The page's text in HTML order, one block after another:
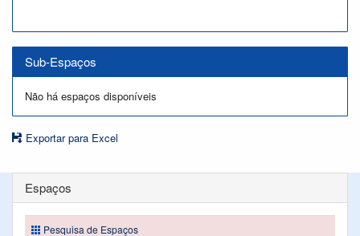
Sub-Espaços
Não há espaços disponíveis
Exportar para Excel
Espaços
Pesquisa de Espaços